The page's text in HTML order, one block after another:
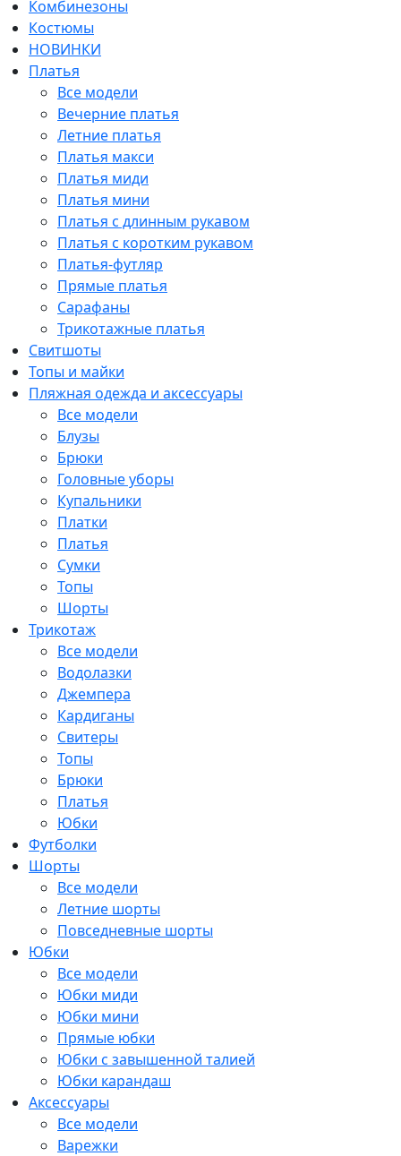
Комбинезоны
Костюмы
НОВИНКИ
Платья
Все модели
Вечерние платья
Летние платья
Платья макси
Платья миди
Платья мини
Платья с длинным рукавом
Платья с коротким рукавом
Платья-футляр
Прямые платья
Сарафаны
Трикотажные платья
Свитшоты
Топы и майки
Пляжная одежда и аксессуары
Все модели
Блузы
Брюки
Головные уборы
Купальники
Платки
Платья
Сумки
Топы
Шорты
Трикотаж
Все модели
Водолазки
Джемпера
Кардиганы
Свитеры
Топы
Брюки
Платья
Юбки
Футболки
Шорты
Все модели
Летние шорты
Повседневные шорты
Юбки
Все модели
Юбки миди
Юбки мини
Прямые юбки
Юбки с завышенной талией
Юбки карандаш
Аксессуары
Все модели
Варежки